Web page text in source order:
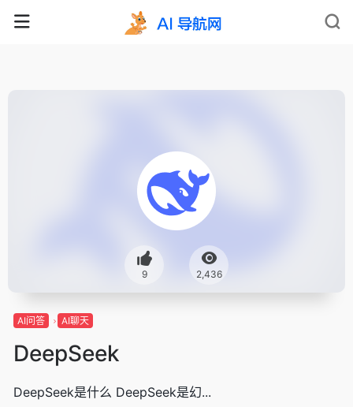
9 2,436
AI问答 AI聊天
DeepSeek
DeepSeek是什么 DeepSeek是幻...